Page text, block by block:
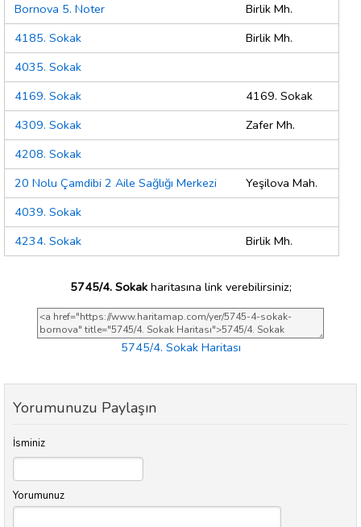
Bornova 5. Noter
Birlik Mh.
4185. Sokak
Birlik Mh.
4035. Sokak
4169. Sokak
4169. Sokak
4309. Sokak
Zafer Mh.
4208. Sokak
20 Nolu Çamdibi 2 Aile Sağlığı Merkezi
Yeşilova Mah.
4039. Sokak
4234. Sokak
Birlik Mh.
5745/4. Sokakharitasına link verebilirsiniz;
5745/4. Sokak Haritası
Yorumunuzu Paylaşın
İsminiz
Yorumunuz